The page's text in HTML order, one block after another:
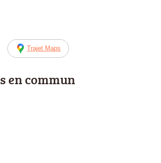
Trajet Maps
en commun